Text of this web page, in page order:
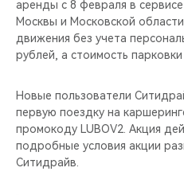
аренды с 8 февраля в
Москвы и Московской
движения без учета
рублей, а стоимость парковки
Новые пользователи
первую поездку на
промокоду LUBOV2. Акция
подробные условия акции
Ситидрайв.